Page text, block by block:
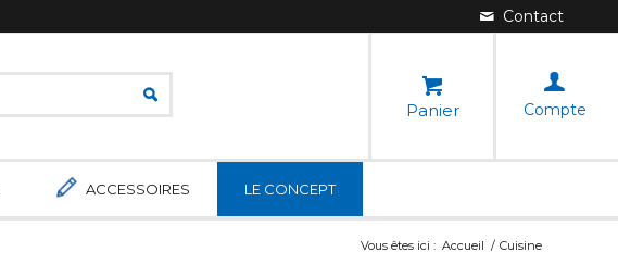
Panier Compte
ACCESSOIRES LE CONCEPT
Vous êtes ici : Accueil / Cuisine